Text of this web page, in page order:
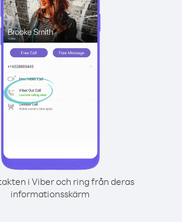
i Viber och ring från deras
informationsskärm